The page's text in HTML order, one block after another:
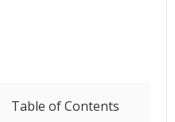
Table of Contents